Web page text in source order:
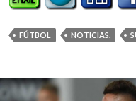
FÚTBOL NOTICIAS.